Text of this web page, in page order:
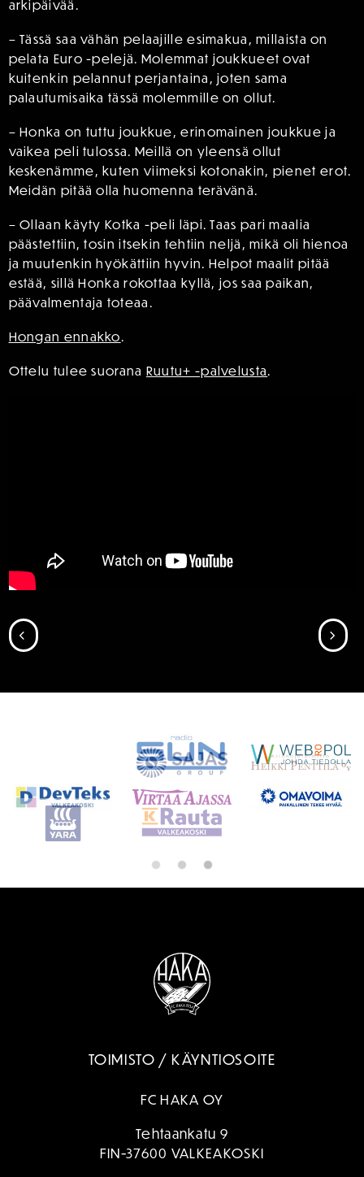
arkipäivää.
– Tässä saa vähän pelaajille esimakua, millaista on
pelata Euro -pelejä. Molemmat joukkueet ovat
kuitenkin pelannut perjantaina, joten sama
palautumisaika tässä molemmille on ollut.
– Honka on tuttu joukkue, erinomainen joukkue ja
vaikea peli tulossa. Meillä on yleensä ollut
keskenämme, kuten viimeksi kotonakin, pienet erot.
Meidän pitää olla huomenna terävänä.
– Ollaan käyty Kotka -peli läpi. Taas pari maalia
päästettiin, tosin itsekin tehtiin neljä, mikä oli hienoa
ja muutenkin hyökättiin hyvin. Helpot maalit pitää
estää, sillä Honka rokottaa kyllä, jos saa paikan,
päävalmentaja toteaa.
Hongan ennakko.
Ottelu tulee suorana Ruutu+ -palvelusta.
SIIRRY EDELLISEEN
TOIMISTO / KÄYNTIOSOITE
FC HAKA OY
Tehtaankatu 9
FIN-37600 VALKEAKOSKI